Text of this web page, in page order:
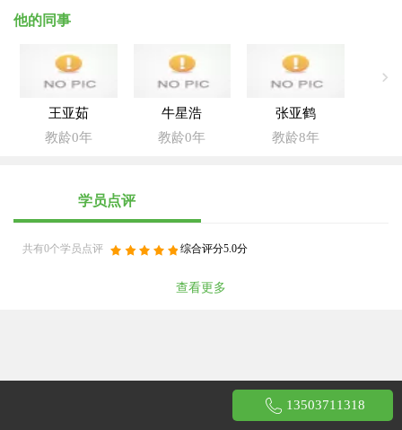
他的同事
王亚茹
教龄0年
牛星浩
教龄0年
张亚鹤
教龄8年
学员点评
共有0个学员点评 综合评分5.0分
查看更多
13503711318